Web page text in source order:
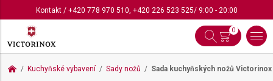
Kontakt/ +420 778 970 510, +420 226 523 525/ 9:00 - 20:00
0
Kuchyňské vybavení Sady nožů Sada kuchyňských nožů